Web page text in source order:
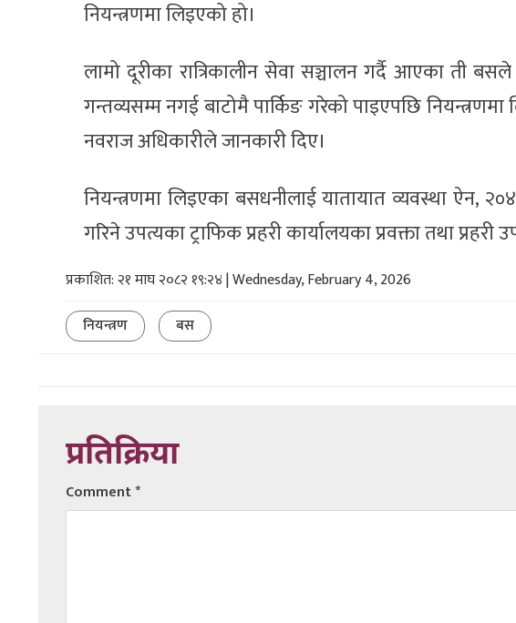
नियन्त्रणमा लिइएको हो।
लामो दूरीका रात्रिकालीन सेवा सञ्चालन गर्दै आएका ती
गन्तव्यसम्म नगई बाटोमै पार्किङ गरेको पाइएपछि
नवराज अधिकारीले जानकारी दिए।
नियन्त्रणमा लिइएका बसधनीलाई यातायात व्यवस्था ऐन,
गरिने उपत्यका ट्राफिक प्रहरी कार्यालयका प्रवक्ता तथा
प्रकाशित: २१ माघ २०८२ १९:२४ | Wednesday, February 4, 2026
नियन्त्रण
बस
प्रतिक्रिया
Comment*